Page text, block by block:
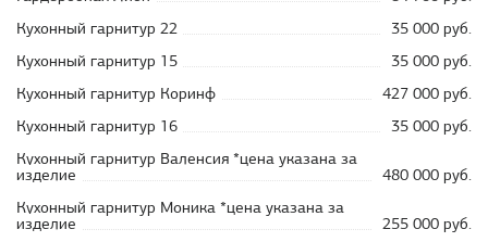
Кухонный гарнитур 22
35 000 руб.
Кухонный гарнитур 15
35 000 руб.
Кухонный гарнитур Коринф
427 000 руб.
Кухонный гарнитур 16
35 000 руб.
Кухонный гарнитур Валенсия *цена указана за
изделие
480 000 руб.
Кухонный гарнитур Моника *цена указана за
изделие
255 000 руб.